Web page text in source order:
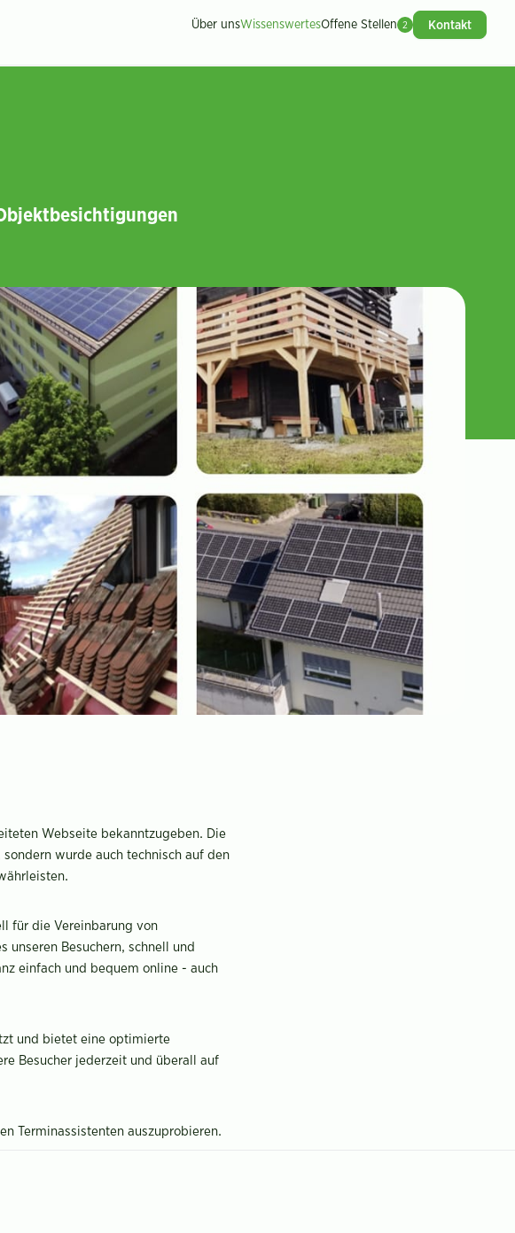
Über unsWissenswertesOffene Stellen 2 Kontakt
Webseite bekanntzugeben. Die
wurde auch technisch auf den
für die Vereinbarung von
Besuchern, schnell und
einfach und bequem online - auch
und bietet eine optimierte
Besucher jederzeit und überall auf
Terminassistenten auszuprobieren.